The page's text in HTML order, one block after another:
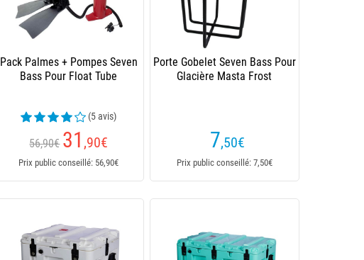
Pack Palmes + Pompes Seven
Bass Pour Float Tube
(5 avis)
56,90€ 31 ,90€
Prix public conseillé: 56,90€
Porte Gobelet Seven Bass Pour
Glacière Masta Frost
7,50€
Prix public conseillé: 7,50€